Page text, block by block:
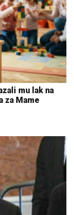
mu lak na
za Mame